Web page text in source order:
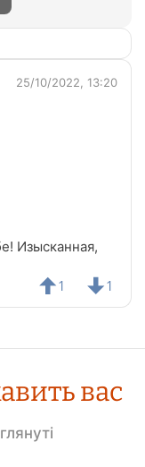
25/10/2022, 13:20
Изысканная,
1 1
вас